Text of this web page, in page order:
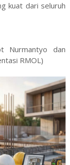
kuat dari seluruh
Nurmantyo dan
RMOL)